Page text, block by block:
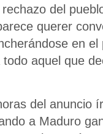
del
querer
en
aquel que
del anuncio
a Maduro